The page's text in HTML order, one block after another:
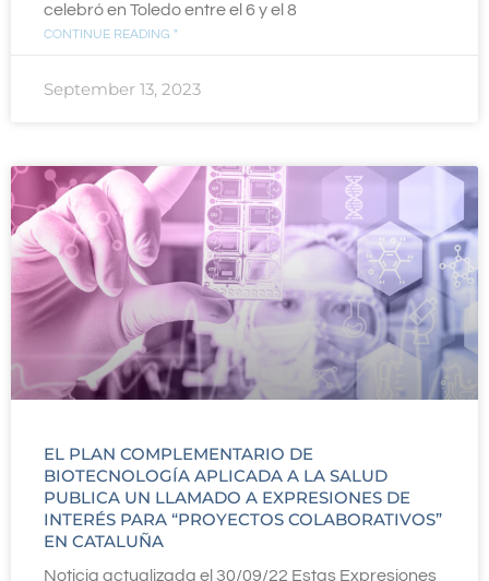
celebró en Toledo entre el 6 y el 8
CONTINUE READING "
September 13, 2023
EL PLAN COMPLEMENTARIO DE
BIOTECNOLOGÍA APLICADA A LA SALUD
PUBLICA UN LLAMADO A EXPRESIONES DE
INTERÉS PARA “PROYECTOS COLABORATIVOS”
EN CATALUÑA
Noticia actualizada el 30/09/22 Estas Expresiones